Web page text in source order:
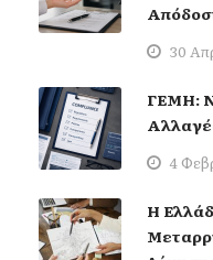
30
ΓΕΜΗ:
4
Η